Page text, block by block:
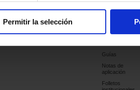
Permitir la selección
Industria Soporte Publicaciones
publicaciones
Guías
Notas de
aplicación
Folletos